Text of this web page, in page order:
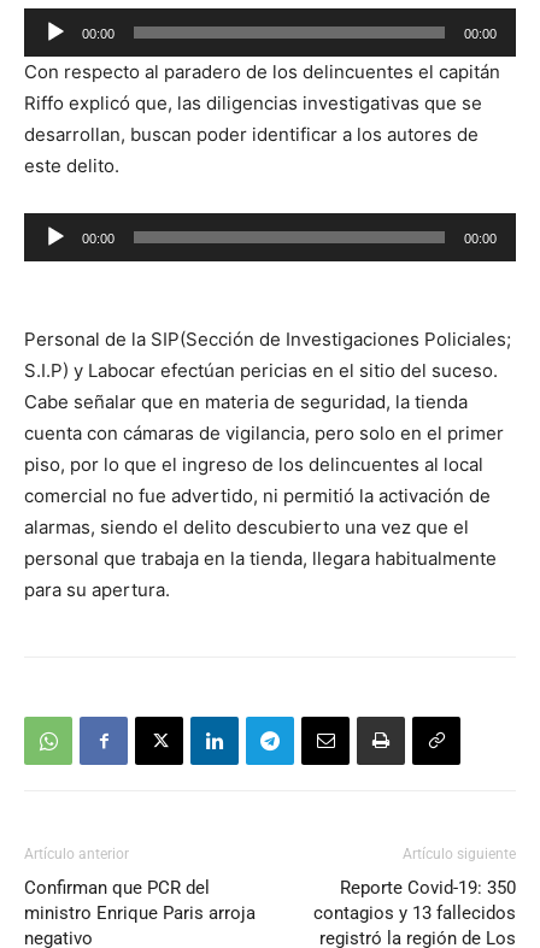
Reproductor
de
audio
00:00 00:00
Con respecto al paradero de los delincuentes el capitán
Riffo explicó que, las diligencias investigativas que se
desarrollan, buscan poder identificar a los autores de
este delito.
Reproductor
de
00:00 00:00
Personal de la SIP(Sección de Investigaciones Policiales;
S.I.P) y Labocar efectúan pericias en el sitio del suceso.
Cabe señalar que en materia de seguridad, la tienda
cuenta con cámaras de vigilancia, pero solo en el primer
piso, por lo que el ingreso de los delincuentes al local
comercial no fue advertido, ni permitió la activación de
alarmas, siendo el delito descubierto una vez que el
personal que trabaja en la tienda, llegara habitualmente
para su apertura.
Artículo anterior
Confirman que PCR del
ministro Enrique Paris arroja
negativo
Artículo siguiente
Reporte Covid-19: 350
contagios y 13 fallecidos
registró la región de Los